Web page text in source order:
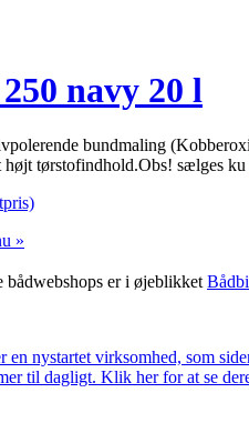
navy 20 l
bundmaling
højt tørstofindhold.Obs! sælges ku
»
bådwebshops er i øjeblikket
en nystartet virksomhed, som
til dagligt. Klik her for at se